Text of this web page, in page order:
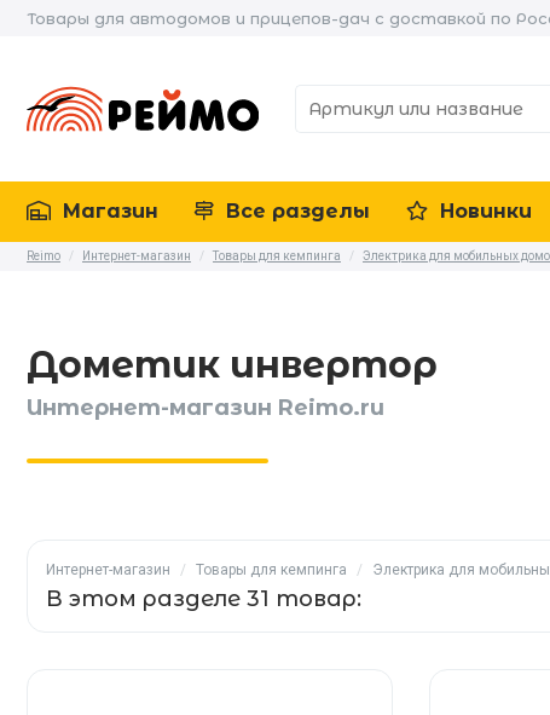
Товары для автодомов и прицепов-дач с доставкой по
Магазин Все разделы Новинки
Reimo / Интернет-магазин / Товары для кемпинга / Электрика для мобильных
Дометик инвертор
Интернет-магазин Reimo.ru
Интернет-магазин / Товары для кемпинга / Электрика для
В этом разделе 31 товар: